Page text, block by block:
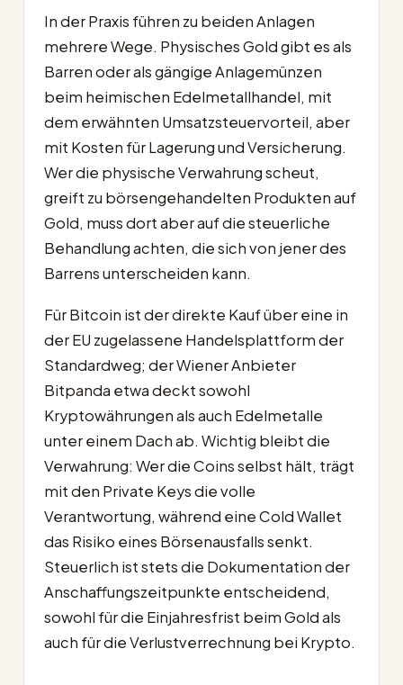
In der Praxis führen zu beiden Anlagen
mehrere Wege. Physisches Gold gibt es als
Barren oder als gängige Anlagemünzen
beim heimischen Edelmetallhandel, mit
dem erwähnten Umsatzsteuervorteil, aber
mit Kosten für Lagerung und Versicherung.
Wer die physische Verwahrung scheut,
greift zu börsengehandelten Produkten auf
Gold, muss dort aber auf die steuerliche
Behandlung achten, die sich von jener des
Barrens unterscheiden kann.
Für Bitcoin ist der direkte Kauf über eine in
der EU zugelassene Handelsplattform der
Standardweg; der Wiener Anbieter
Bitpanda etwa deckt sowohl
Kryptowährungen als auch Edelmetalle
unter einem Dach ab. Wichtig bleibt die
Verwahrung: Wer die Coins selbst hält, trägt
mit den Private Keys die volle
Verantwortung, während eine Cold Wallet
das Risiko eines Börsenausfalls senkt.
Steuerlich ist stets die Dokumentation der
Anschaffungszeitpunkte entscheidend,
sowohl für die Einjahresfrist beim Gold als
auch für die Verlustverrechnung bei Krypto.